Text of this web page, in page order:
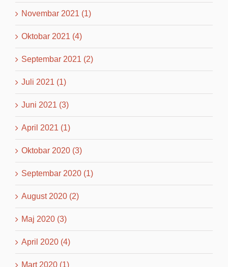
Novembar 2021 (1)
Oktobar 2021 (4)
Septembar 2021 (2)
Juli 2021 (1)
Juni 2021 (3)
April 2021 (1)
Oktobar 2020 (3)
Septembar 2020 (1)
August 2020 (2)
Maj 2020 (3)
April 2020 (4)
Mart 2020 (1)